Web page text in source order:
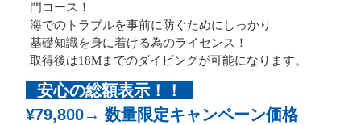
門コース！
海でのトラブルを事前に防ぐためにしっかり
基礎知識を身に着ける為のライセンス！
取得後は18Mまでのダイビングが可能になります。
安心の総額表示！！
¥79,800→ 数量限定キャンペーン価格